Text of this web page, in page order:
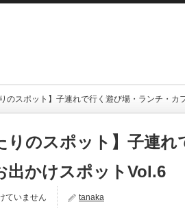
のスポット】子連れで行く遊び場・ランチ・カ
のスポット】子連れ
出かけスポットVol.6
ていません tanaka